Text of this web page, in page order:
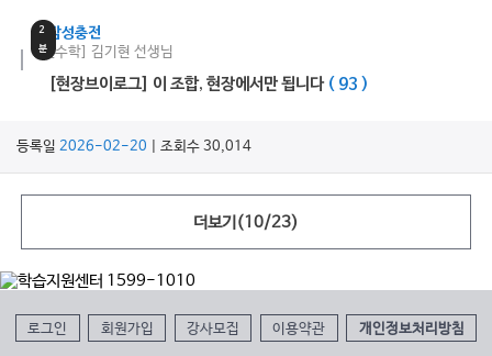
2
분
감성충전
[수학] 김기현 선생님
[현장브이로그] 이 조합, 현장에서만 됩니다 ( 93 )
등록일 2026-02-20 | 조회수 30,014
더보기(10/23)
로그인 회원가입 강사모집 이용약관 개인정보처리방침